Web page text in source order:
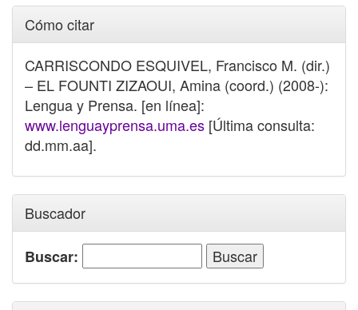
Cómo citar
CARRISCONDO ESQUIVEL, Francisco M. (dir.)
– EL FOUNTI ZIZAOUI, Amina (coord.) (2008-):
Lengua y Prensa. [en línea]:
www.lenguayprensa.uma.es [Última consulta:
dd.mm.aa].
Buscador
Buscar: